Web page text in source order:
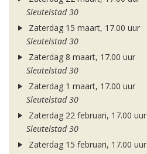
Sleutelstad 30
Zaterdag 15 maart, 17.00 uur
Sleutelstad 30
Zaterdag 8 maart, 17.00 uur
Sleutelstad 30
Zaterdag 1 maart, 17.00 uur
Sleutelstad 30
Zaterdag 22 februari, 17.00 uur
Sleutelstad 30
Zaterdag 15 februari, 17.00 uur